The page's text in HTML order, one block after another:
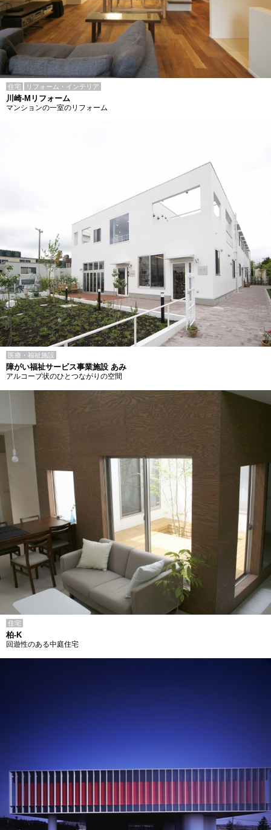
住宅 リフォーム・インテリア
川崎-Mリフォーム
マンションの一室のリフォーム
医療・福祉施設
障がい福祉サービス事業施設 あみ
アルコーブ状のひとつながりの空間
住宅
柏-K
回遊性のある中庭住宅